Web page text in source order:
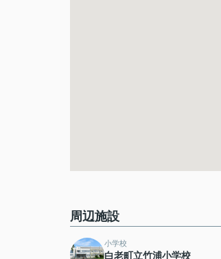
周辺施設
小学校
白老町立竹浦小学校